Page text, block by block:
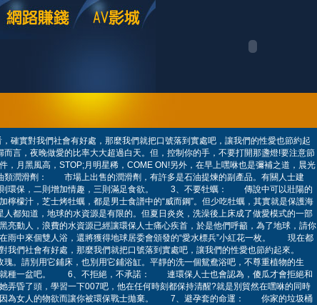
確實對我們社會有好處，那麼我們就把口號落到實處吧，讓我們的性愛也節約起
夜晚做愛的比率大大超過白天。但，控制你的手，不要打開那盞燈!要注意節
，月黑風高，STOP;月明星稀，COME ON!另外，在早上嘿咻也是彌補之道，晨光
潤滑劑： 市場上出售的潤滑劑，有許多是石油提煉的副產品。有關人士建
則環保，二則增加情趣，三則滿足食欲。 3、不要牡蠣： 傳說中可以壯陽的
檸檬汁，芝士烤牡蠣，都是男士食譜中的“威而鋼”。但少吃牡蠣，其實就是保護海
道，地球的水資源是有限的。但夏日炎炎，洗澡後上床成了做愛模式的一部
亮動人，浪費的水資源已經讓環保人士痛心疾首，於是他們呼籲，為了地球，請你
雨中來個雙人浴，還將獲得地球居委會頒發的“愛水標兵”小紅花一枚。 現在都
我們社會有好處，那麼我們就把口號落到實處吧，讓我們的性愛也節約起來。
請別用它鋪床，也別用它鋪浴缸。平靜的洗一個鴛鴦浴吧，不尊重植物的生
就種一盆吧。 6、不拒絕，不承諾： 連環保人士也會認為，傻瓜才會拒絕和
弄昏了頭，學習一下007吧，他在任何時刻都保持清醒?就是別貿然在嘿咻的同時
因為女人的物欲而讓你被環保戰士拋棄。 7、避孕套的命運： 你家的垃圾桶